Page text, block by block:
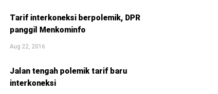
Tarif interkoneksi berpolemik, DPR
panggil Menkominfo
Aug 22, 2016
Jalan tengah polemik tarif baru
interkoneksi